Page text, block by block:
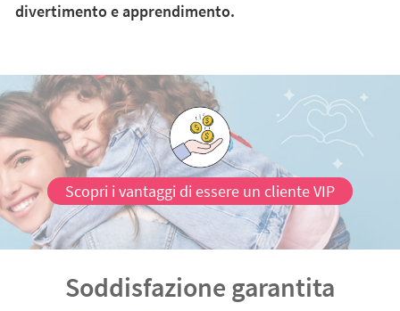
divertimento e apprendimento.
Scopri i vantaggi di essere un cliente VIP
Soddisfazione garantita